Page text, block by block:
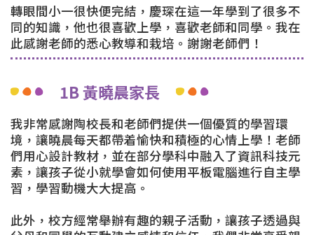
轉眼間小一很快便完結，慶琛在這一年學到了很多不
同的知識，他也很喜歡上學，喜歡老師和同學。我在
此感謝老師的悉心教導和栽培。謝謝老師們！
1B 黃曉晨家長
我非常感謝陶校長和老師們提供一個優質的學習環
境，讓曉晨每天都帶着愉快和積極的心情上學！老師
們用心設計教材，並在部分學科中融入了資訊科技元
素，讓孩子從小就學會如何使用平板電腦進行自主學
習，學習動機大大提高。
此外，校方經常舉辦有趣的親子活動，讓孩子透過與